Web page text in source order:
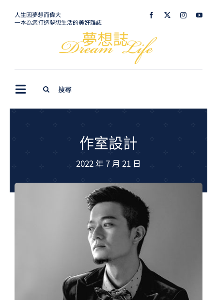
人生因夢想而偉大
一本為您打造夢想生活的美好雜誌
Toggle
Navigation
購屋指南
作室設計
2022 年 7 月 21 日